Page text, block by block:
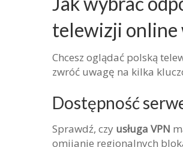
telewizji online
Chcesz oglądać polską
zwróć uwagę na kilka
Dostępność
Sprawdź, czy usługa VPN
omijanie regionalnych